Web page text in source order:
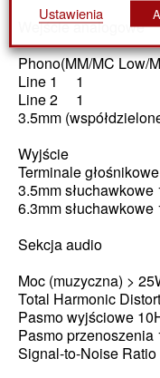
Wejście analogowe
Phono(MM/MC Low/
Line 1 1
Line 2 1
3.5mm
Wyjście
Terminale
3.5mm słuchawkowe
6.3mm słuchawkowe
Sekcja audio
Moc (muzyczna) >
Total Harmonic
Pasmo wyjściowe
Pasmo przenoszenia
Signal-to-Noise Ratio
Ustawienia